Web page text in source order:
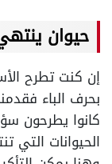
حيوان
إن كنت تطرح
بحرف الباء
كانوا يطرحون
الحيوانات التي